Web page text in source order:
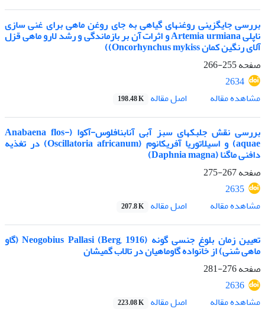
بررسی جایگزینی روغنهای گیاهی به جای روغن ماهی برای غنی سازی
ناپلی Artemia urmiana و اثرات آن بر بازماندگی و رشد لارو ماهی قزل
آلای رنگین کمان Oncorhynchus mykiss))
صفحه255-266
2634
مشاهده مقاله
اصل مقاله 198.48 K
بررسی نقش جلبکهای سبز آبی آنابنافلوس-آکوا (Anabaena flos-
aquae) و اسیلاتوریا آفریکانوم (Oscillatoria africanum) در تغذیه
دافنی ماگنا (Daphnia magna)
صفحه267-275
2635
مشاهده مقاله
اصل مقاله 207.8 K
تعیین زمان بلوغ جنسی گونه Neogobius Pallasi (Berg, 1916) (گاو
ماهی شنی) از خانواده گاوماهیان در تالاب گمیشان
صفحه276-281
2636
مشاهده مقاله
اصل مقاله 223.08 K